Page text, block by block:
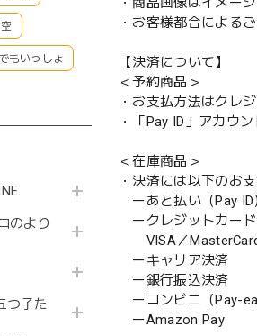
もいっしょ
のより
つ子た
・お客様都合による
【決済について】
＜予約商品＞
・お支払方法はクレ
・「Pay ID」アカウ
＜在庫商品＞
・決済には以下のお
ーあと払い（Pay ID
ークレジットカー
VISA／MasterCard
ーキャリア決済
ー銀行振込決済
ーコンビニ（Pay-
ーAmazon Pay